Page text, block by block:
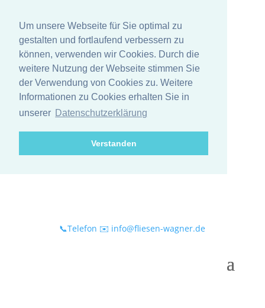
Um unsere Webseite für Sie optimal zu
gestalten und fortlaufend verbessern zu
können, verwenden wir Cookies. Durch die
weitere Nutzung der Webseite stimmen Sie
der Verwendung von Cookies zu. Weitere
Informationen zu Cookies erhalten Sie in
unserer Datenschutzerklärung
Verstanden
📞Telefon ✉️ info@fliesen-wagner.de